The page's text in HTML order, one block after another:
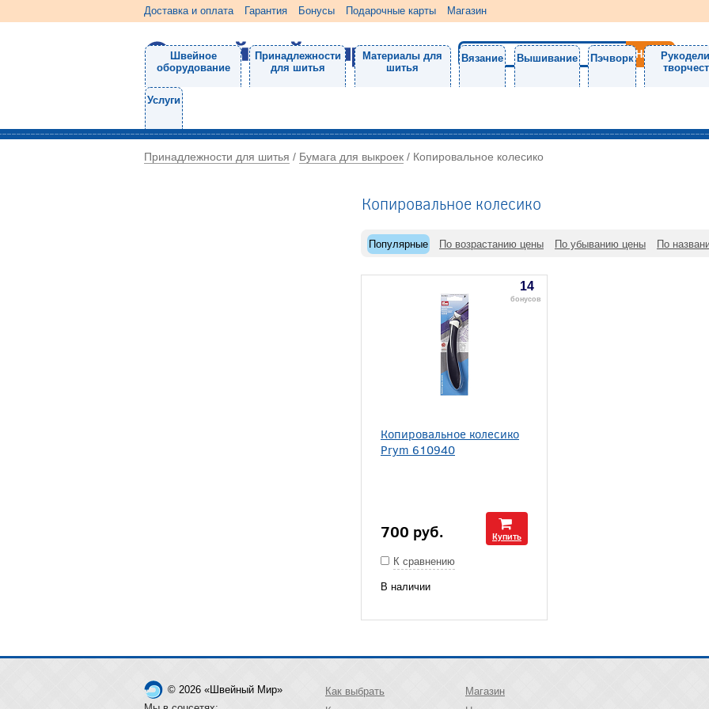
Доставка и оплата Гарантия Бонусы Подарочные карты Магазин
Швейное
оборудование
Принадлежности
для шитья
Материалы для
шитья
Вязание Вышивание Пэчворк
Услуги
Принадлежности для шитья / Бумага для выкроек / Копировальное колесико
Копировальное колесико
Популярные По возрастанию цены По убыванию цены По
14
бонусов
Копировальное колесико
Prym 610940
700 руб. Купить
К сравнению
В наличии
© 2026 «Швейный Мир»
Как выбрать
Магазин